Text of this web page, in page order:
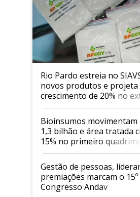
Rio Pardo estreia no
novos produtos e projeta
crescimento de 20% no
Bioinsumos movimentam
1,3 bilhão e área tratada
15% no primeiro
de 2026
Gestão de pessoas,
premiações marcam o 15º
Congresso Andav